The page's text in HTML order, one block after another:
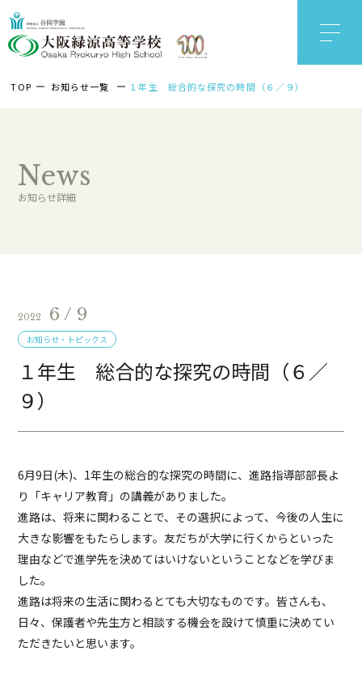
TOP お知らせ一覧 １年生 総合的な探究の時間（６／９）
News
お知らせ詳細
2022 6 / 9
お知らせ・トピックス
１年生 総合的な探究の時間（６／
９）
6月9日(木)、1年生の総合的な探究の時間に、進路指導部部長よ
り「キャリア教育」の講義がありました。
進路は、将来に関わることで、その選択によって、今後の人生に
大きな影響をもたらします。友だちが大学に行くからといった
理由などで進学先を決めてはいけないということなどを学びま
した。
進路は将来の生活に関わるとても大切なものです。皆さんも、
日々、保護者や先生方と相談する機会を設けて慎重に決めてい
ただきたいと思います。